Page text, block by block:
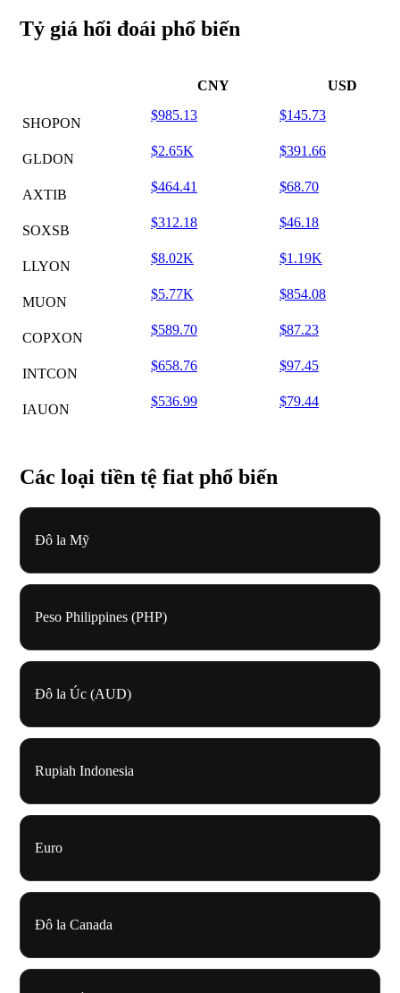
Tỷ giá hối đoái phổ biến
CNY USD
SHOPON
$985.13 $145.73
GLDON
$2.65K $391.66
AXTIB
$464.41 $68.70
SOXSB
$312.18 $46.18
LLYON
$8.02K $1.19K
MUON
$5.77K $854.08
COPXON
$589.70 $87.23
INTCON
$658.76 $97.45
IAUON
$536.99 $79.44
Các loại tiền tệ fiat phổ biến
Đô la Mỹ
Peso Philippines (PHP)
Đô la Úc (AUD)
Rupiah Indonesia
Euro
Đô la Canada